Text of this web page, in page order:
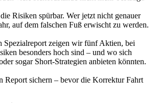
Risiken spürbar. Wer jetzt nicht genauer
auf dem falschen Fuß erwischt zu werden.
Spezialreport zeigen wir fünf Aktien, bei
besonders hoch sind – und wo sich
sogar Short-Strategien anbieten könnten.
Report sichern – bevor die Korrektur Fahrt